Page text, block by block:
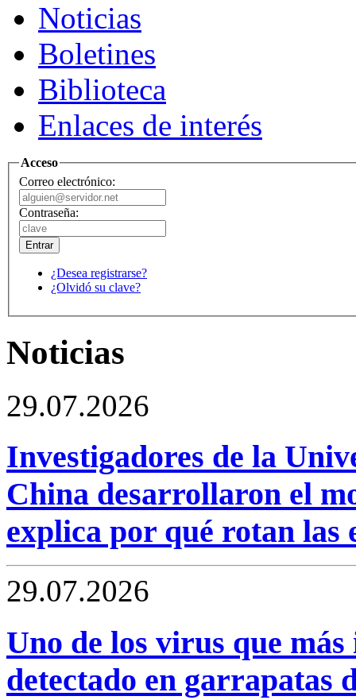
Noticias
Boletines
Biblioteca
Enlaces de interés
Acceso
Correo electrónico:
Contraseña:
¿Desea registrarse?
¿Olvidó su clave?
Noticias
29.07.2026
Investigadores de la
China desarrollaron el
explica por qué rotan las
29.07.2026
Uno de los virus que
detectado en garrapatas